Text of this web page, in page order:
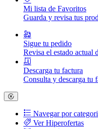
Mi lista de Favoritos
Guarda y revisa tus
Sigue tu pedido
Revisa el estado actual
Descarga tu factura
Consulta y descarga tu
Navegar por
Ver Hiperofertas